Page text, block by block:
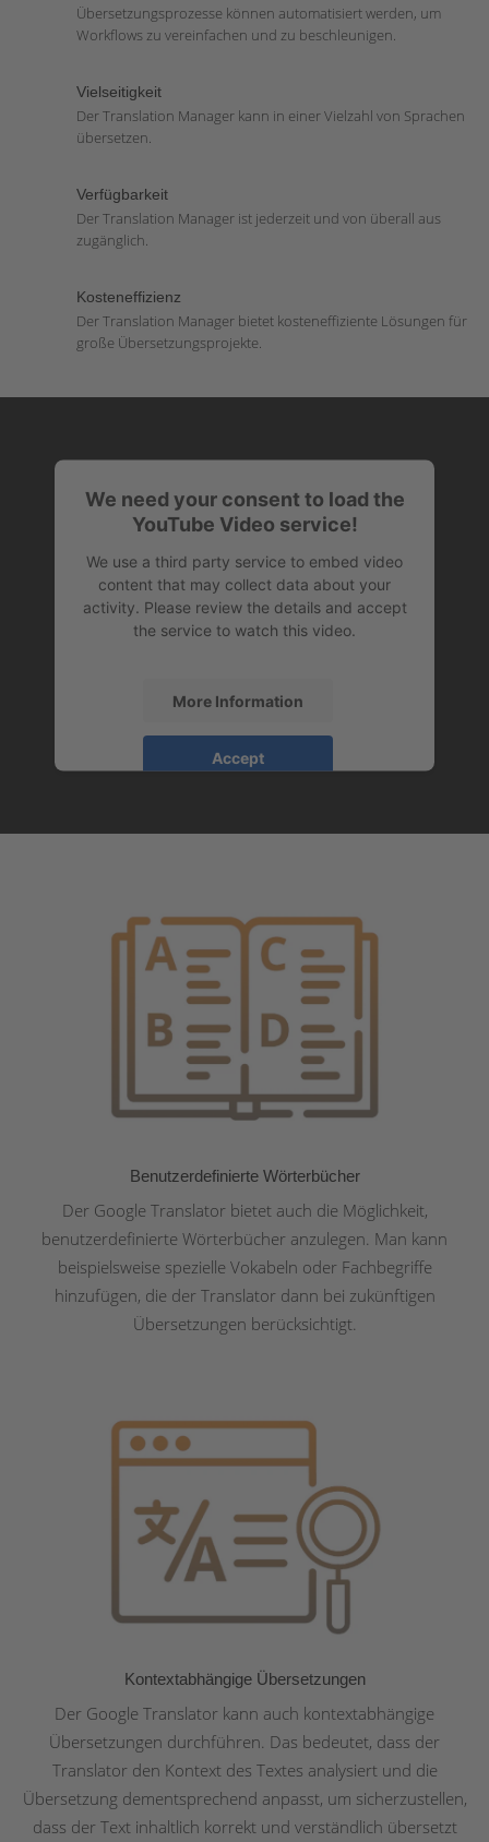
Übersetzungsprozesse können automatisiert werden, um
Workflows zu vereinfachen und zu beschleunigen.
Vielseitigkeit
Der Translation Manager kann in einer Vielzahl von Sprachen
übersetzen.
Verfügbarkeit
Der Translation Manager ist jederzeit und von überall aus
zugänglich.
Kosteneffizienz
Der Translation Manager bietet kosteneffiziente Lösungen für
große Übersetzungsprojekte.
We need your consent to load the
YouTube Video service!
We use a third party service to embed video
content that may collect data about your
activity. Please review the details and accept
the service to watch this video.
More Information
Accept
Benutzerdefinierte Wörterbücher
Der Google Translator bietet auch die Möglichkeit,
benutzerdefinierte Wörterbücher anzulegen. Man kann
beispielsweise spezielle Vokabeln oder Fachbegriffe
hinzufügen, die der Translator dann bei zukünftigen
Übersetzungen berücksichtigt.
Kontextabhängige Übersetzungen
Der Google Translator kann auch kontextabhängige
Übersetzungen durchführen. Das bedeutet, dass der
Translator den Kontext des Textes analysiert und die
Übersetzung dementsprechend anpasst, um sicherzustellen,
dass der Text inhaltlich korrekt und verständlich übersetzt